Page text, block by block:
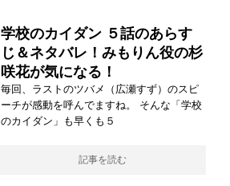
学校のカイダン ５話のあらす
じ＆ネタバレ！みもりん役の杉
咲花が気になる！
毎回、ラストのツバメ（広瀬すず）のスピ
ーチが感動を呼んでますね。 そんな「学校
のカイダン」も早くも５
記事を読む